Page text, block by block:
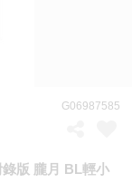
G06987585
版 朧月 BL輕小